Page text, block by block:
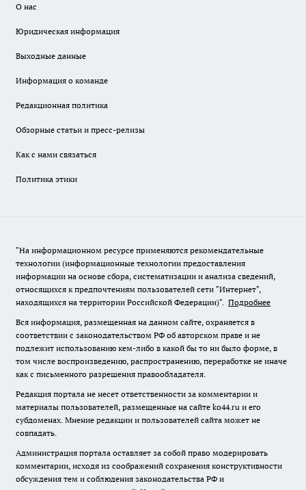
О нас
Юридическая информация
Выходные данные
Информация о команде
Редакционная политика
Обзорные статьи и пресс-релизы
Как с нами связаться
Политика этики
"На информационном ресурсе применяются рекомендательные
технологии (информационные технологии предоставления
информации на основе сбора, систематизации и анализа сведений,
относящихся к предпочтениям пользователей сети "Интернет",
находящихся на территории Российской Федерации)". Подробнее
Вся информация, размещенная на данном сайте, охраняется в
соответствии с законодательством РФ об авторском праве и не
подлежит использованию кем-либо в какой бы то ни было форме, в
том числе воспроизведению, распространению, переработке не иначе
как с письменного разрешения правообладателя.
Редакция портала не несет ответственности за комментарии и
материалы пользователей, размещенные на сайте ko44.ru и его
субдоменах. Мнение редакции и пользователей сайта может не
совпадать.
Администрация портала оставляет за собой право модерировать
комментарии, исходя из соображений сохранения конструктивности
обсуждения тем и соблюдения законодательства РФ и